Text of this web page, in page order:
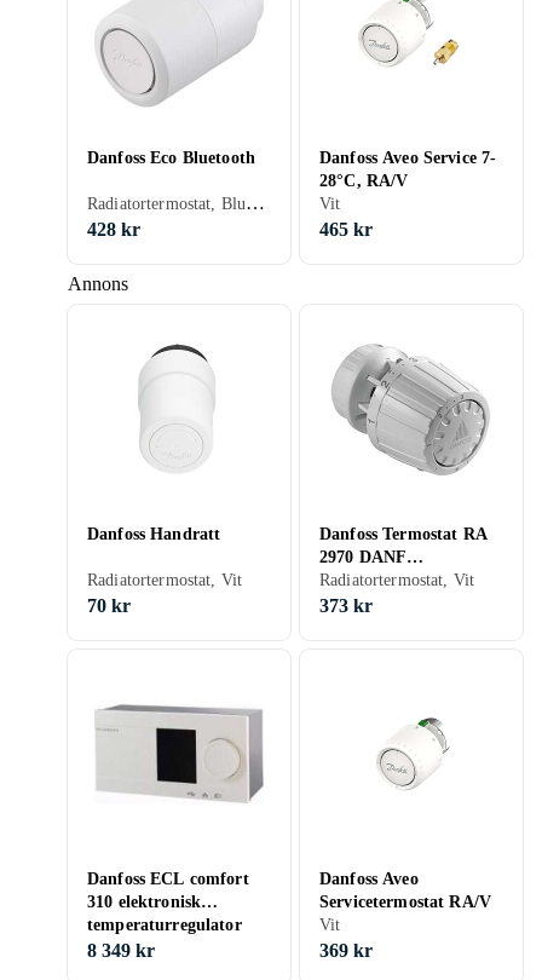
Annons
Danfoss Eco Bluetooth
Radiatortermostat, Bluetooth, Smart termostat, Vit
428 kr
Danfoss Aveo Service 7-
28°C, RA/V
Vit
465 kr
Danfoss Handratt
Radiatortermostat, Vit
70 kr
Danfoss Termostat RA
2970 DANF
TERMOSTATDEL
21GR 4819056
Radiatortermostat, Vit
373 kr
Danfoss ECL comfort
310 elektronisk
temperaturregulator
230 V
8 349 kr
Danfoss Aveo
Servicetermostat RA/V
Vit
369 kr